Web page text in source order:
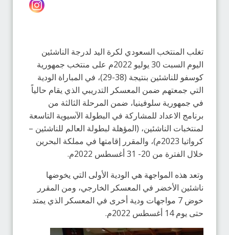
تغلب المنتخب السعودي لكرة اليد لدرجة الناشئين
اليوم السبت 30 يوليو 2022م على منتخب جمهورية
كوسفو للناشئين بنتيجة (38-29)، في المباراة الودية
التي جمعتهم ضمن المعسكر التدريبي الذي يقام حالياً
في جمهورية سلوفينيا، ضمن المرحلة الثالثة من
برنامج الاعداد للمشاركة في البطولة الآسيوية التاسعة
لمنتخبات الناشئين، (المؤهلة لبطولة العالم للناشئين –
كرواتيا 2023م)، والمقرر إقامتها في مملكة البحرين
خلال الفترة من 20- 31 أغسطس 2022م.
وتعد هذه المواجهة هي الودية الأولى التي يخوضها
ناشئين الأخضر في المعسكر الخارجي، ومن المقرر
خوض 7 مواجهات ودية أخرى في المعسكر الذي يمتد
حتى يوم 14 أغسطس 2022م.